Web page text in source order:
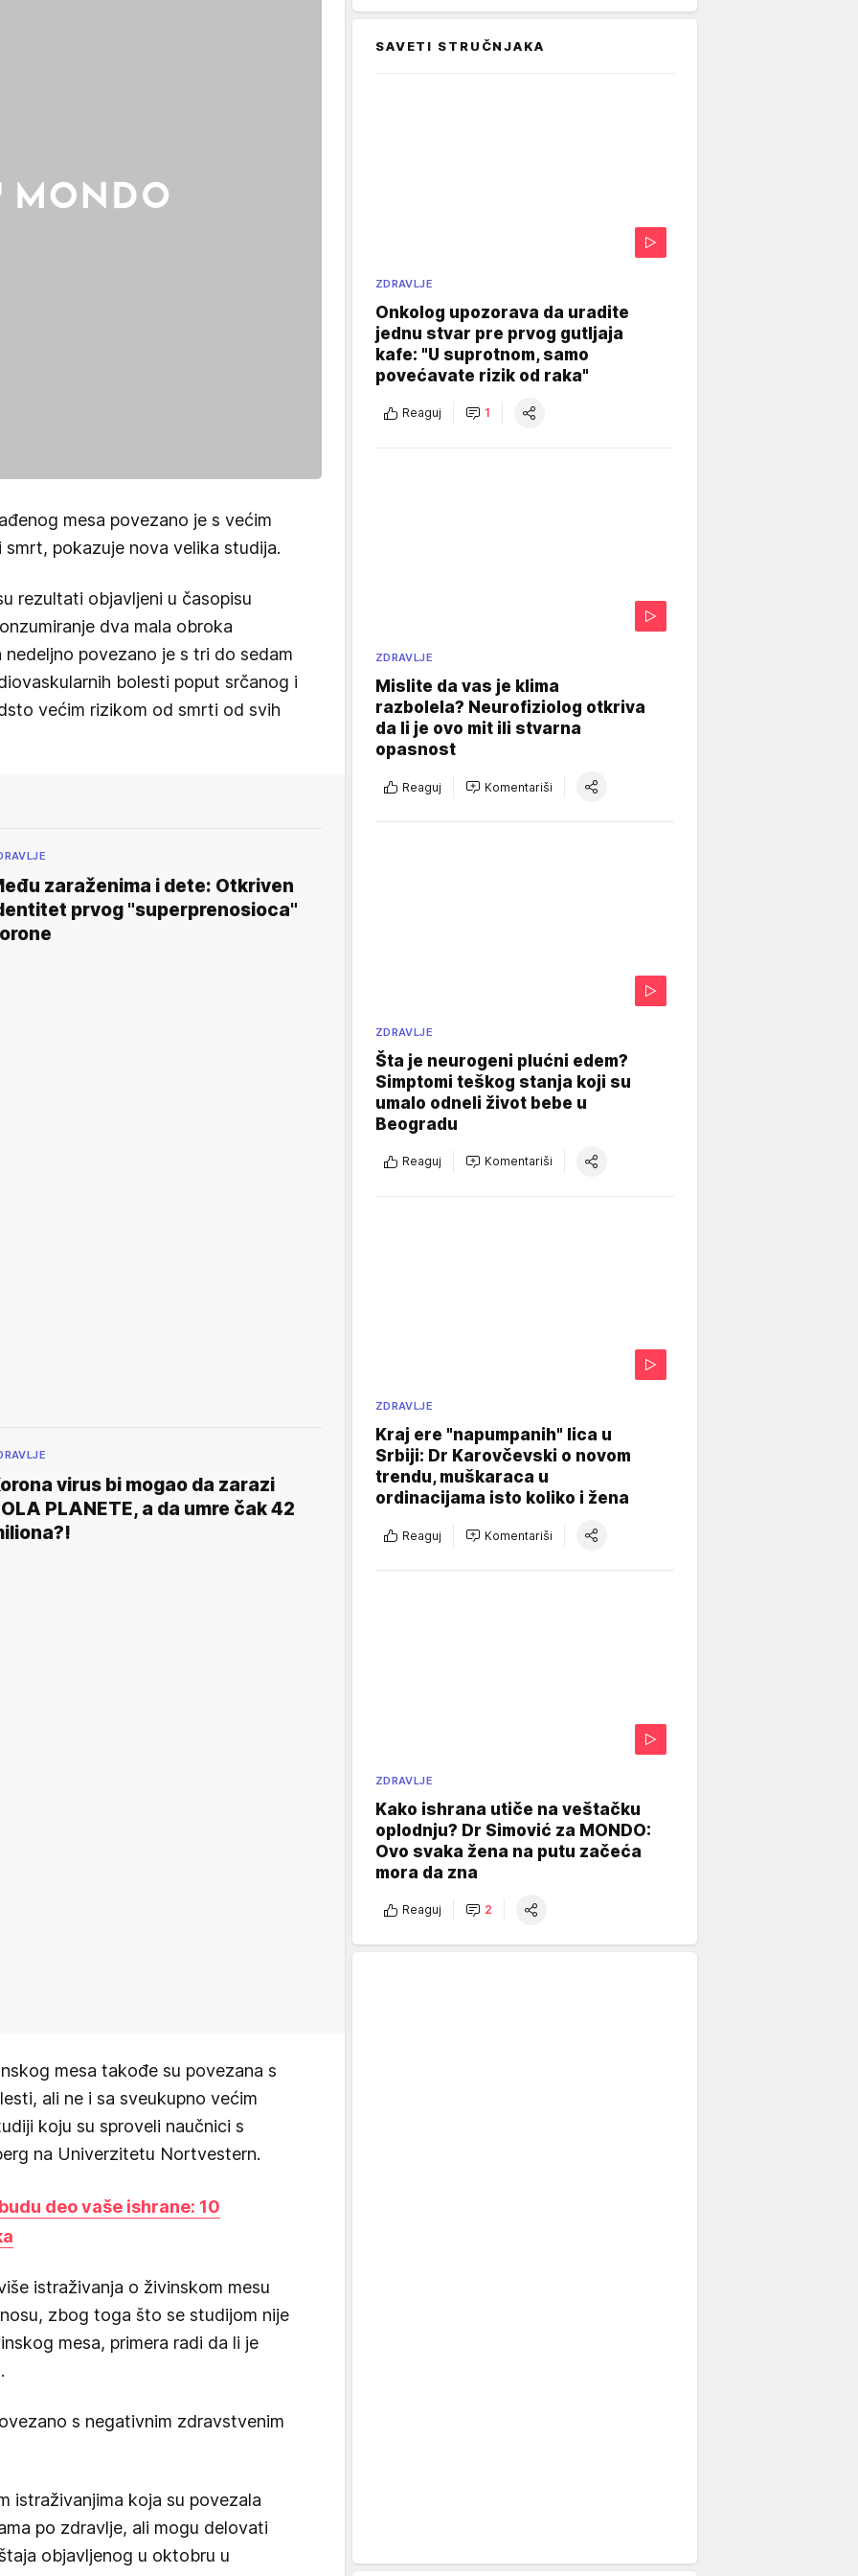
mesa povezano je s većim
pokazuje nova velika studija.
rezultati objavljeni u časopisu
dva mala obroka
povezano je s tri do sedam
bolesti poput srčanog i
većim rizikom od smrti od svih
zaraženima i dete: Otkriven
prvog "superprenosioca"
virus bi mogao da zarazi
PLANETE, a da umre čak 42
mesa takođe su povezana s
ali ne i sa sveukupno većim
koju su sproveli naučnici s
na Univerzitetu Nortvestern.
deo vaše ishrane: 10
istraživanja o živinskom mesu
zbog toga što se studijom nije
mesa, primera radi da li je
s negativnim zdravstvenim
istraživanjima koja su povezala
po zdravlje, ali mogu delovati
objavljenog u oktobru u
SAVETI STRUČNJAKA
ZDRAVLJE
Onkolog upozorava da uradite
jednu stvar pre prvog gutljaja
kafe: "U suprotnom, samo
povećavate rizik od raka"
Reaguj 1
ZDRAVLJE
Mislite da vas je klima
razbolela? Neurofiziolog otkriva
da li je ovo mit ili stvarna
opasnost
Reaguj Komentariši
ZDRAVLJE
Šta je neurogeni plućni edem?
Simptomi teškog stanja koji su
umalo odneli život bebe u
Beogradu
Reaguj Komentariši
ZDRAVLJE
Kraj ere "napumpanih" lica u
Srbiji: Dr Karovčevski o novom
trendu, muškaraca u
ordinacijama isto koliko i žena
Reaguj Komentariši
ZDRAVLJE
Kako ishrana utiče na veštačku
oplodnju? Dr Simović za MONDO:
Ovo svaka žena na putu začeća
mora da zna
Reaguj 2